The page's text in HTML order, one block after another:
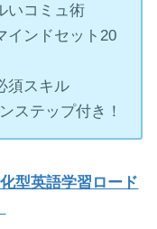
いコミュ術
インドセット20
須スキル
ステップ付き！
型英語学習ロード